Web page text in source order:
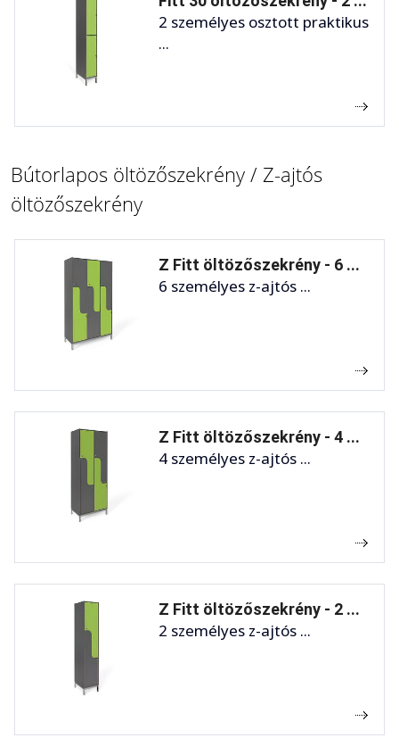
2 személyes osztott praktikus
...
Bútorlapos öltözőszekrény / Z-ajtós
öltözőszekrény
Z Fitt öltözőszekrény - 6 ...
6 személyes z-ajtós ...
Z Fitt öltözőszekrény - 4 ...
4 személyes z-ajtós ...
Z Fitt öltözőszekrény - 2 ...
2 személyes z-ajtós ...